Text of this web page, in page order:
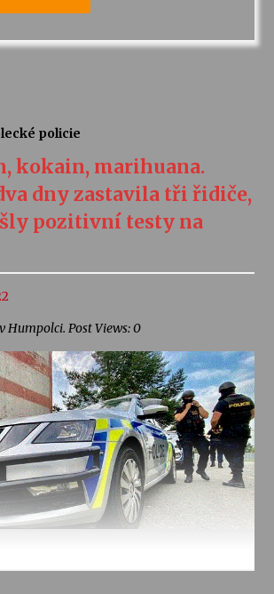
policie
kokain, marihuana.
dny zastavila tři řidiče,
pozitivní testy na
Humpolci. Post Views: 0